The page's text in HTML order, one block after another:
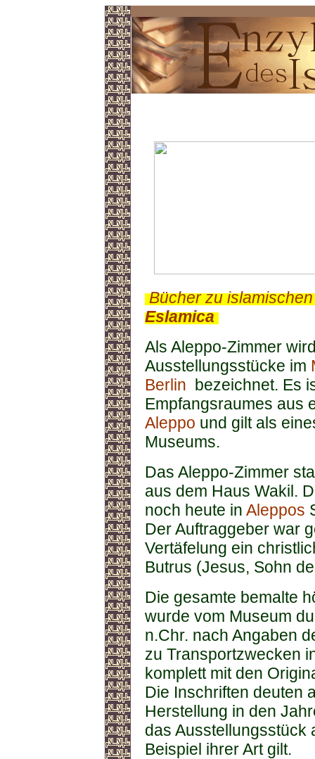
.Bücher zu
Eslamica.
Als Aleppo-Zimmer
Ausstellungsstücke im
Berlin bezeichnet. Es
Empfangsraumes aus
Aleppo und gilt als
Museums.
Das Aleppo-Zimmer
aus dem Haus Wakil.
noch heute in Aleppos
Der Auftraggeber war
Vertäfelung ein
Butrus (Jesus, Sohn
Die gesamte bemalte
wurde vom Museum
n.Chr. nach Angaben
zu Transportzwecken
komplett mit den
Die Inschriften deuten
Herstellung in den
das Ausstellungsstück
Beispiel ihrer Art gilt.